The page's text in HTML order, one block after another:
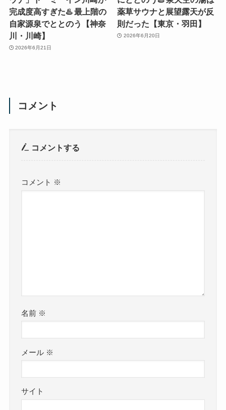
完成度高すぎた♨️ 最上階の
自家源泉でととのう【神奈
川・川崎】
2026年6月21日
薬草サウナと展望露天が反
則だった【東京・羽田】
2026年6月20日
コメント
コメントする
コメント ※
名前 ※
メール ※
サイト